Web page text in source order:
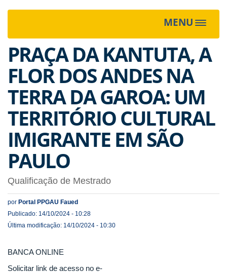
MENU
Toggle
PRAÇA DA KANTUTA, A
FLOR DOS ANDES NA
TERRA DA GAROA: UM
TERRITÓRIO CULTURAL
IMIGRANTE EM SÃO
PAULO
Qualificação de Mestrado
por Portal PPGAU Faued
Publicado: 14/10/2024 - 10:28
Última modificação: 14/10/2024 - 10:30
BANCA ONLINE
Solicitar link de acesso no e-